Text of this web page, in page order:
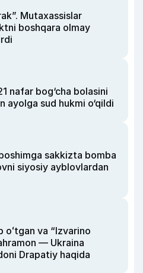
Mutaxassislar
boshqara olmay
nafar bog‘cha bolasini
ayolga sud hukmi o‘qildi
sakkizta bomba
siyosiy ayblovlardan
oʻtgan va “Izvarino
— Ukraina
Drapatiy haqida